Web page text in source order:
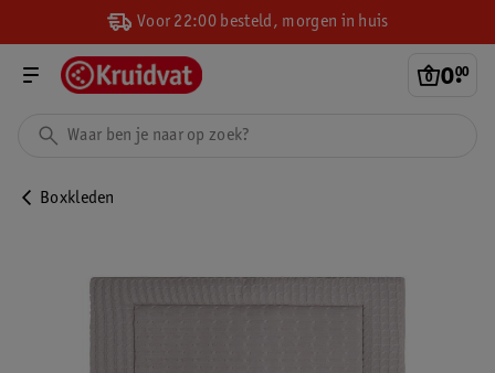
Voor 22:00 besteld, morgen in huis
0.
00
Boxkleden